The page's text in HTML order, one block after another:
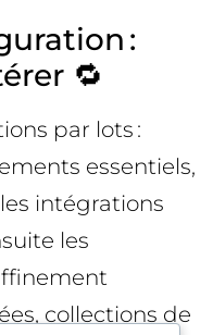
:
🔁
par lots :
essentiels,
intégrations
les
collections de